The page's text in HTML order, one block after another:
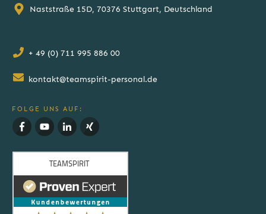
Naststraße 15D, 70376 Stuttgart, Deutschland
+ 49 (0) 711 995 886 00
kontakt@teamspirit-personal.de
FOLGE UNS AUF: